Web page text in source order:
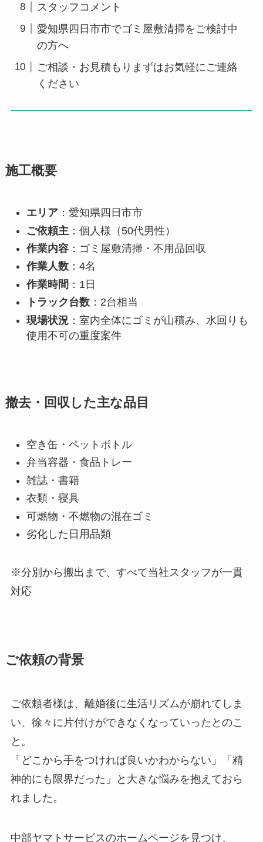
スタッフコメント
愛知県四日市市でゴミ屋敷清掃をご検討中
の方へ
ご相談・お見積もりまずはお気軽にご連絡
ください
施工概要
エリア：愛知県四日市市
ご依頼主 ：個人様（50代男性）
作業内容：ゴミ屋敷清掃・不用品回収
作業人数：4名
作業時間 ：1日
トラック台数：2台相当
現場状況：室内全体にゴミが山積み、水回りも
使用不可の重度案件
撤去・回収した主な品目
空き缶・ペットボトル
弁当容器・食品トレー
雑誌・書籍
衣類・寝具
可燃物・不燃物の混在ゴミ
劣化した日用品類
※分別から搬出まで、すべて当社スタッフが一貫
対応
ご依頼の背景
ご依頼者様は、離婚後に生活リズムが崩れてしま
い、徐々に片付けができなくなっていったとのこ
と。
「どこから手をつければ良いかわからない」「精
神的にも限界だった」と大きな悩みを抱えておら
れました。
中部ヤマトサービスのホームページを見つけ、